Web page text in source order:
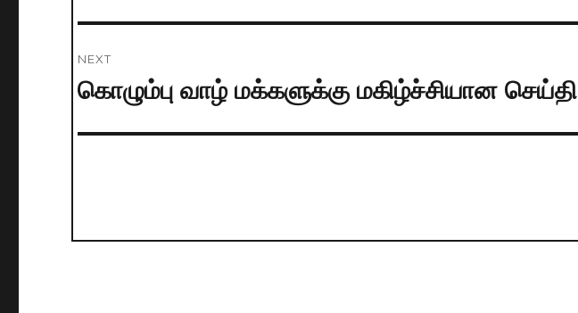
NEXT
Next
கொழும்பு வாழ் மக்களுக்கு மகிழ்ச்சியான செய்தி